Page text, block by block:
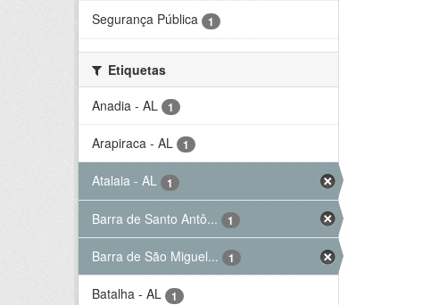
Segurança Pública 1
Etiquetas
Anadia - AL
1
Arapiraca - AL 1
Atalaia - AL 1
Barra de Santo Antô... 1
Barra de São Miguel... 1
Batalha - AL 1